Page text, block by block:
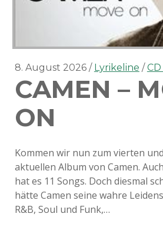
8. August 2026 Lyrikeline
CAMEN –
ON
Kommen wir nun zum vierten
aktuellen Album von Camen.
hat es 11 Songs. Doch diesmal
hätte Camen seine wahre
R&B, Soul und Funk,…